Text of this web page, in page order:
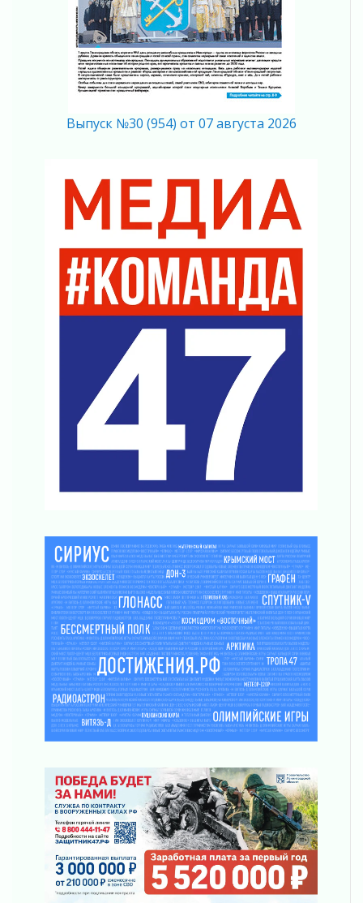
04 августа 2026
Память, сталь и музыка
04 августа 2026
Регион готовится к выборам
04 августа 2026
Никакого принуждения, только письменное
Без риска для здоровья и кошелька
04 августа 2026
Важная информация
04 августа 2026
Что делать со сбережениями
04 августа 2026
Награды нашли строителей
03 августа 2026
Ленобласть повышает производительность
Поддержка волонтерских объединений
03 августа 2026
Ладожский мост полностью закроют на два
Музеи Ленобласти обновляют пространства
03 августа 2026
03 августа 2026
Часть медиков в Ленобласти сможет
рассчитывать на доплату от региона
03 августа 2026
За сутки в Ленинградской области
ликвидировали 10 пожаров
03 августа 2026
Клюква наливается, но в корзинку пока не
просится
03 августа 2026
Строительные компании Ленобласти
подняли зарплаты почти на 40% за год
Шесть новых жизней в честь дня рождения
Ленинградской области
03 августа 2026
Уроки безопасности для детей и взрослых
Ленобласть отмечает День Воздушно-
десантных войск
Выпуск №30 (954) от 07 августа 2026